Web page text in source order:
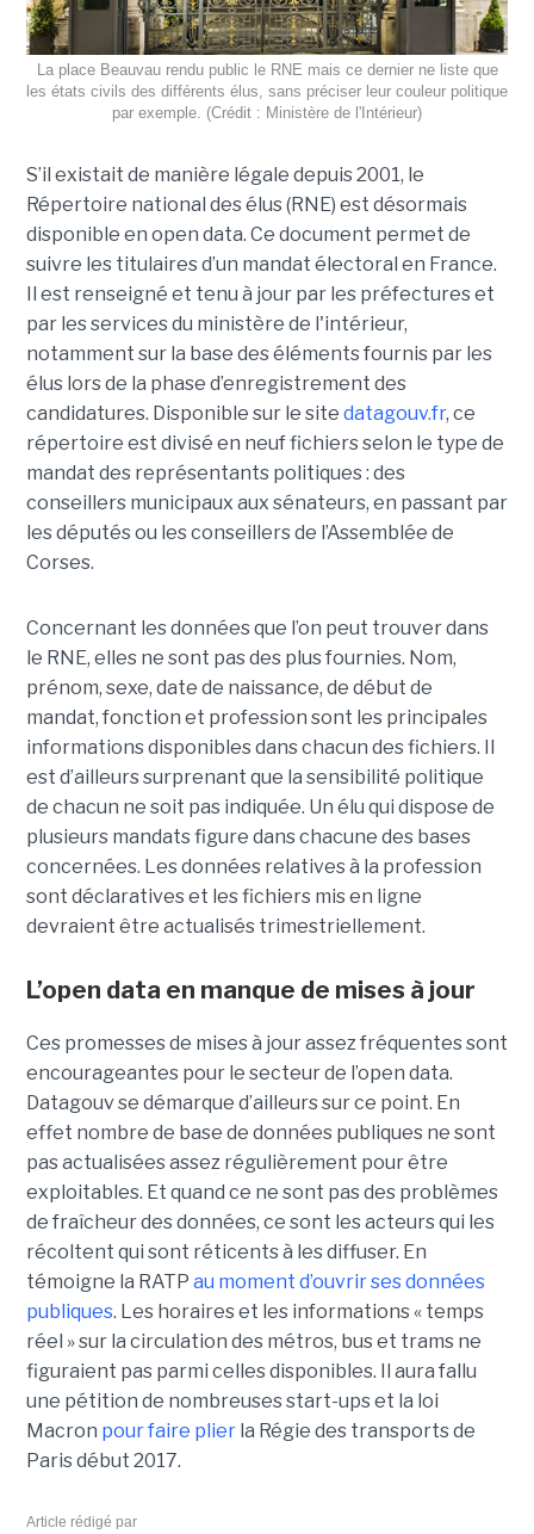
La place Beauvau rendu public le RNE mais ce dernier ne liste que
les états civils des différents élus, sans préciser leur couleur politique
par exemple. (Crédit : Ministère de l'Intérieur)
S’il existait de manière légale depuis 2001, le
Répertoire national des élus (RNE) est désormais
disponible en open data. Ce document permet de
suivre les titulaires d’un mandat électoral en France.
Il est renseigné et tenu à jour par les préfectures et
par les services du ministère de l'intérieur,
notamment sur la base des éléments fournis par les
élus lors de la phase d’enregistrement des
candidatures. Disponible sur le site datagouv.fr, ce
répertoire est divisé en neuf fichiers selon le type de
mandat des représentants politiques : des
conseillers municipaux aux sénateurs, en passant par
les députés ou les conseillers de l’Assemblée de
Corses.
Concernant les données que l’on peut trouver dans
le RNE, elles ne sont pas des plus fournies. Nom,
prénom, sexe, date de naissance, de début de
mandat, fonction et profession sont les principales
informations disponibles dans chacun des fichiers. Il
est d’ailleurs surprenant que la sensibilité politique
de chacun ne soit pas indiquée. Un élu qui dispose de
plusieurs mandats figure dans chacune des bases
concernées. Les données relatives à la profession
sont déclaratives et les fichiers mis en ligne
devraient être actualisés trimestriellement.
L’open data en manque de mises à jour
Ces promesses de mises à jour assez fréquentes sont
encourageantes pour le secteur de l’open data.
Datagouv se démarque d’ailleurs sur ce point. En
effet nombre de base de données publiques ne sont
pas actualisées assez régulièrement pour être
exploitables. Et quand ce ne sont pas des problèmes
de fraîcheur des données, ce sont les acteurs qui les
récoltent qui sont réticents à les diffuser. En
témoigne la RATP au moment d’ouvrir ses données
publiques. Les horaires et les informations « temps
réel » sur la circulation des métros, bus et trams ne
figuraient pas parmi celles disponibles. Il aura fallu
une pétition de nombreuses start-ups et la loi
Macron pour faire plierla Régie des transports de
Paris début 2017.
Article rédigé par